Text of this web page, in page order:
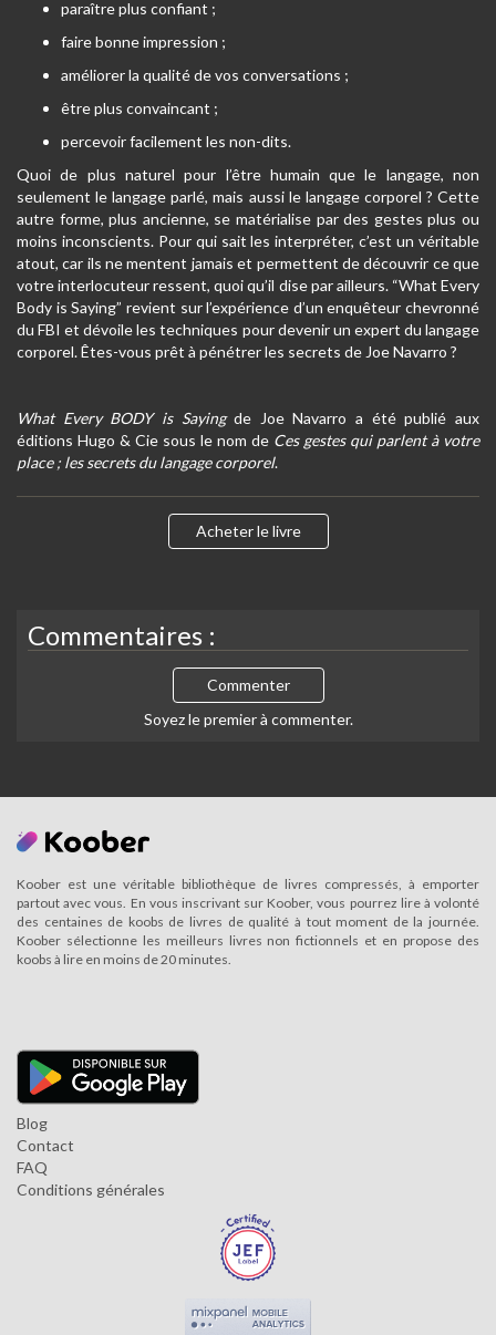
paraître plus confiant ;
faire bonne impression ;
améliorer la qualité de vos conversations ;
être plus convaincant ;
percevoir facilement les non-dits.
Quoi de plus naturel pour l’être humain que le langage, non
seulement le langage parlé, mais aussi le langage corporel ? Cette
autre forme, plus ancienne, se matérialise par des gestes plus ou
moins inconscients. Pour qui sait les interpréter, c’est un véritable
atout, car ils ne mentent jamais et permettent de découvrir ce que
votre interlocuteur ressent, quoi qu’il dise par ailleurs. “What Every
Body is Saying” revient sur l’expérience d’un enquêteur chevronné
du FBI et dévoile les techniques pour devenir un expert du langage
corporel. Êtes-vous prêt à pénétrer les secrets de Joe Navarro ?
What Every BODY is Sayingde Joe Navarro a été publié aux
éditions Hugo & Cie sous le nom de Ces gestes qui parlent à votre
place ; les secrets du langage corporel.
Acheter le livre
Commentaires :
Commenter
Soyez le premier à commenter.
Koober est une véritable bibliothèque de livres compressés, à emporter
partout avec vous. En vous inscrivant sur Koober, vous pourrez lire à volonté
des centaines de koobs de livres de qualité à tout moment de la journée.
Koober sélectionne les meilleurs livres non fictionnels et en propose des
koobs à lire en moins de 20 minutes.
Blog
Contact
FAQ
Conditions générales